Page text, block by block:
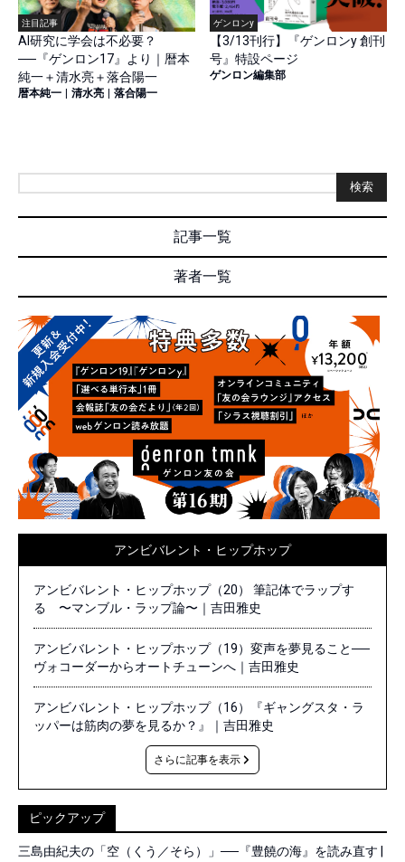
注目記事
AI研究に学会は不必要？
──『ゲンロン17』より｜暦本
純一＋清水亮＋落合陽一
暦本純一 清水亮 落合陽一
ゲンロンy
【3/13刊行】『ゲンロンy 創刊
号』特設ページ
ゲンロン編集部
検索
記事一覧
著者一覧
アンビバレント・ヒップホップ
アンビバレント・ヒップホップ（20） 筆記体でラップす
る 〜マンブル・ラップ論〜｜吉田雅史
アンビバレント・ヒップホップ（19）変声を夢見ること──
ヴォコーダーからオートチューンへ｜吉田雅史
アンビバレント・ヒップホップ（16）『ギャングスタ・ラ
ッパーは筋肉の夢を見るか？』｜吉田雅史
さらに記事を表示
ピックアップ
三島由紀夫の「空（くう／そら）」──『豊饒の海』を読み直す |